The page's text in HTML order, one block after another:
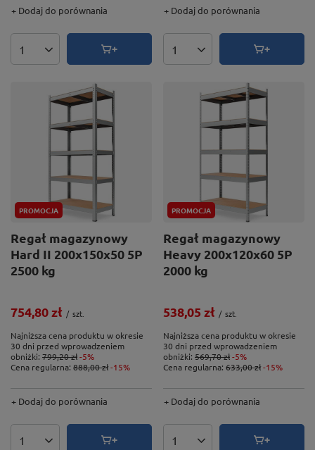
+ Dodaj do porównania
Ilość produktów
+ Dodaj do porównania
Ilość produktów
PROMOCJA
Regał magazynowy
Hard II 200x150x50 5P
2500 kg
754,80 zł / szt.
Najniższa cena produktu w okresie
30 dni przed wprowadzeniem
obniżki: 799,20 zł-5%
Cena regularna: 888,00 zł-15%
+ Dodaj do porównania
Ilość produktów
PROMOCJA
Regał magazynowy
Heavy 200x120x60 5P
2000 kg
538,05 zł / szt.
Najniższa cena produktu w okresie
30 dni przed wprowadzeniem
obniżki: 569,70 zł-5%
Cena regularna: 633,00 zł-15%
+ Dodaj do porównania
Ilość produktów